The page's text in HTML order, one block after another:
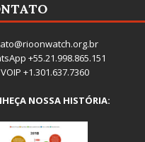
+55.21.998.865.151
+1.301.637.7360
NOSSA HISTÓRIA: